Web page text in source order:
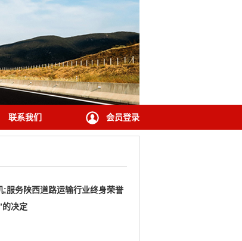
联系我们 会员登录
服务陕西道路运输行业终身荣誉
的决定